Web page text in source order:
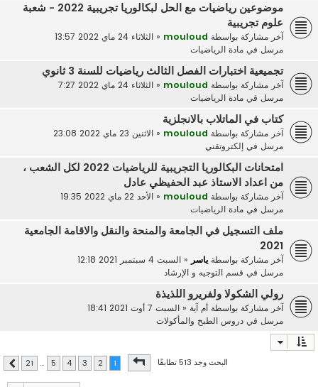
موضوعين رياضيات مع الحل لبكالوريا تجريبية 2022 - شعبة
علوم تجريبية
آخر مشاركة بواسطة mouloud
« الثلاثاء 24 ماي 2022 13:57
مرسل في مادة الرياضيات
تجميعية اختبارات الفصل الثالث رياضيات للسنة 3 ثانوي
آخر مشاركة بواسطة mouloud
« الثلاثاء 24 ماي 2022 7:27
مرسل في مادة الرياضيات
كتاب في الماتلاب بالانجلزية
آخر مشاركة بواسطة mouloud
« الاثنين 23 ماي 2022 23:08
مرسل في إلكتروتقني
امتحانات البكالوريا التجريبية للرياضيات 2022 لكل الشعب ،
من اعداد الاستاذ عبد الحفيظي عادل
آخر مشاركة بواسطة mouloud
« الأحد 22 ماي 2022 19:35
مرسل في مادة الرياضيات
ملف التسجيل في الجامعة والمنحة والنقل والاقامة الجامعية
2021
آخر مشاركة بواسطة ياسر« السبت 4 سبتمبر 2021 12:18
مرسل في قسم التوجيه و الإرشاد
رولي الشكولا ولفريرو اللذيذة
آخر مشاركة بواسطة أم آية« السبت 7 أوت 2021 18:41
مرسل في دروس الطبخ والمأكولات
البحث وجد 513 تطابقًا صفحة1 من21
2
3
4
5
…
21 التالي